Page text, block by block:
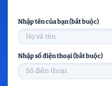
Nhập tên của bạn (bắt buộc)
Nhập số điện thoại (bắt buộc)